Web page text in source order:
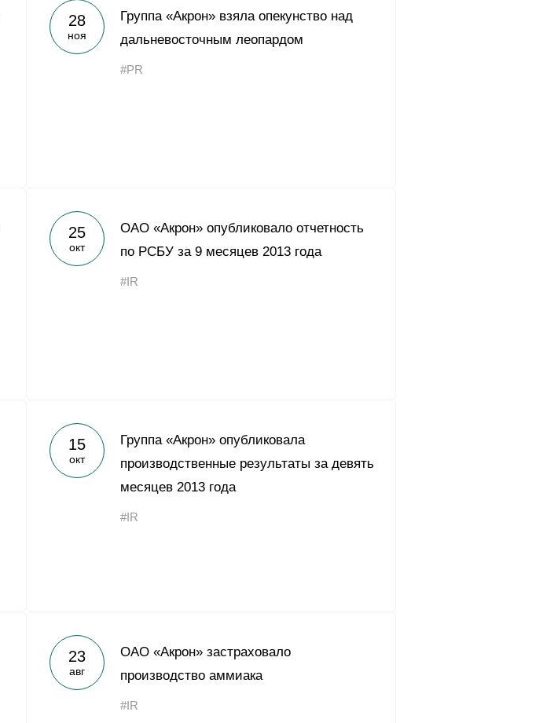
28
ноя
Группа «Акрон» взяла опекунство над
дальневосточным леопардом
#PR
25
окт
ОАО «Акрон» опубликовало отчетность
по РСБУ за 9 месяцев 2013 года
#IR
15
окт
Группа «Акрон» опубликовала
производственные результаты за девять
месяцев 2013 года
#IR
23
авг
ОАО «Акрон» застраховало
производство аммиака
#IR